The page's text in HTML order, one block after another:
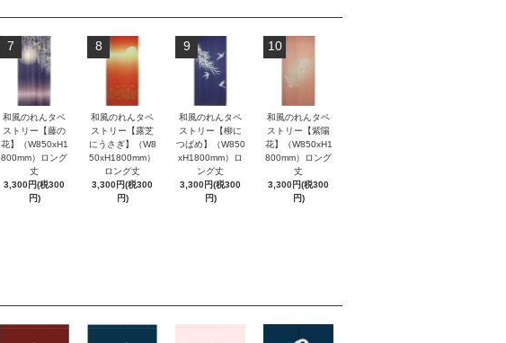
7
和風のれんタペ
ストリー【藤の
花】（W850xH1
800mm）ロング
丈
3,300円(税300
円)
8
和風のれんタペ
ストリー【露芝
にうさぎ】（W8
50xH1800mm）
ロング丈
3,300円(税300
円)
9
和風のれんタペ
ストリー【柳に
つばめ】（W850
xH1800mm）ロ
ング丈
3,300円(税300
円)
10
和風のれんタペ
ストリー【紫陽
花】（W850xH1
800mm）ロング
丈
3,300円(税300
円)